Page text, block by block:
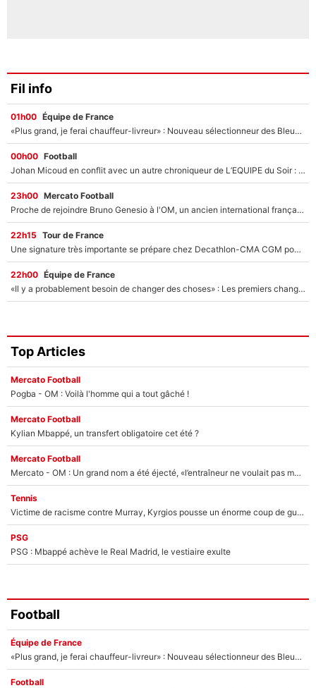
Fil info
01h00 Équipe de France
«Plus grand, je ferai chauffeur-livreur» : Nouveau sélectionneur des Bleus, Zinédine Zidane s’était imaginé un avenir très différent lorsqu'il était enfant
00h00 Football
Johan Micoud en conflit avec un autre chroniqueur de L’EQUIPE du Soir : «Pendant un moment, je ne les ai pas remis ensemble dans l'émission»
23h00 Mercato Football
Proche de rejoindre Bruno Genesio à l'OM, un ancien international français va finalement débarquer... sur RMC !
22h15 Tour de France
Une signature très importante se prépare chez Decathlon-CMA CGM pour aider Paul Seixas à gagner le Tour de France 2027
22h00 Équipe de France
«Il y a probablement besoin de changer des choses» : Les premiers changements de Zinedine Zidane en équipe de France sont révélés ?
Top Articles
Mercato Football
Pogba - OM : Voilà l'homme qui a tout gâché !
Mercato Football
Kylian Mbappé, un transfert obligatoire cet été ?
Mercato Football
Mercato - OM : Un grand nom a été éjecté, «l’entraîneur ne voulait pas me conserver»
Tennis
Victime de racisme contre Murray, Kyrgios pousse un énorme coup de gueule !
PSG
PSG : Mbappé achève le Real Madrid, le vestiaire exulte
Football
Équipe de France
«Plus grand, je ferai chauffeur-livreur» : Nouveau sélectionneur des Bleus, Zinédine Zidane s’était imaginé un avenir très différent lorsqu'il était enfant
Football